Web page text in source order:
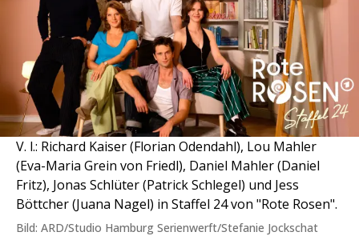
V. l.: Richard Kaiser (Florian Odendahl), Lou Mahler
(Eva-Maria Grein von Friedl), Daniel Mahler (Daniel
Fritz), Jonas Schlüter (Patrick Schlegel) und Jess
Böttcher (Juana Nagel) in Staffel 24 von "Rote Rosen".
Bild: ARD/Studio Hamburg Serienwerft/Stefanie Jockschat